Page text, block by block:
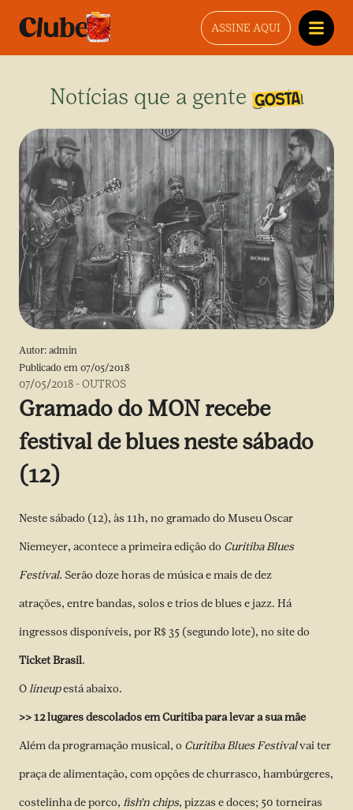
ASSINE AQUI
Notícias que a gente gosta
Autor: admin
Publicado em 07/05/2018
07/05/2018 -OUTROS
Gramado do MON recebe
festival de blues neste sábado
(12)
Neste sábado (12), às 11h, no gramado do Museu Oscar
Niemeyer, acontece a primeira edição do Curitiba Blues
Festival. Serão doze horas de música e mais de dez
atrações, entre bandas, solos e trios de blues e jazz. Há
ingressos disponíveis, por R$ 35 (segundo lote), no site do
Ticket Brasil.
Olineupestá abaixo.
>> 12 lugares descolados em Curitiba para levar a sua mãe
Além da programação musical, o Curitiba Blues Festivalvai ter
praça de alimentação, com opções de churrasco, hambúrgeres,
costelinha de porco, fish'n chips, pizzas e doces; 50 torneiras